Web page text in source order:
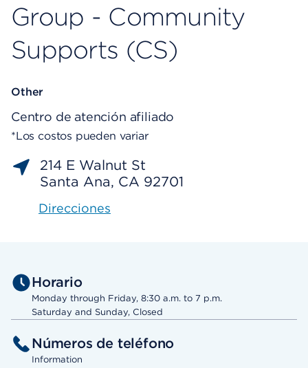
Group - Community
Supports (CS)
Other
Centro de atención afiliado
*Los costos pueden variar
214 E Walnut St
Santa Ana, CA 92701
Direcciones
Horario
Monday through Friday, 8:30 a.m. to 7 p.m.
Saturday and Sunday, Closed
Números de teléfono
Information